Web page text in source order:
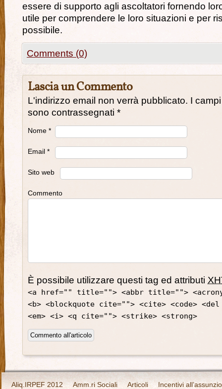
essere di supporto agli ascoltatori fornendo
utile per comprendere le loro situazioni e per
possibile.
Comments (0)
Lascia un Commento
L'indirizzo email non verrà pubblicato. I
sono contrassegnati *
Nome *
Email *
Sito web
Commento
È possibile utilizzare questi tag ed attributi
<a href="" title=""> <abbr title="">
<b> <blockquote cite=""> <cite> <code>
<em> <i> <q cite=""> <strike> <strong>
Aliq.IRPEF 2012 Amm.ri Sociali Articoli Incentivi